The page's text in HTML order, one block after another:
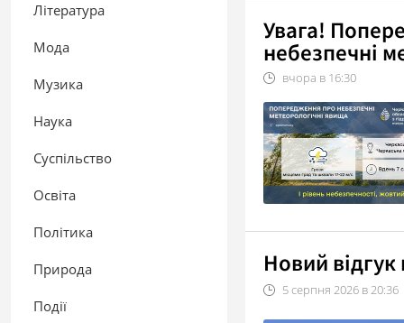
Література
Мода
Музика
Наука
Суспільство
Освіта
Політика
Природа
Події
Увага!
небезпечні
вчора в 16:30
Новий
5серпня 2026 в 20:36